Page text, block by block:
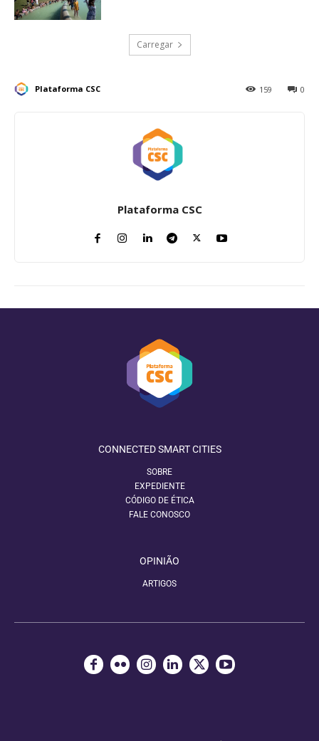
Carregar
Plataforma CSC 0
159
Plataforma CSC
CONNECTED SMART CITIES
SOBRE
EXPEDIENTE
CÓDIGO DE ÉTICA
FALE CONOSCO
OPINIÃO
ARTIGOS